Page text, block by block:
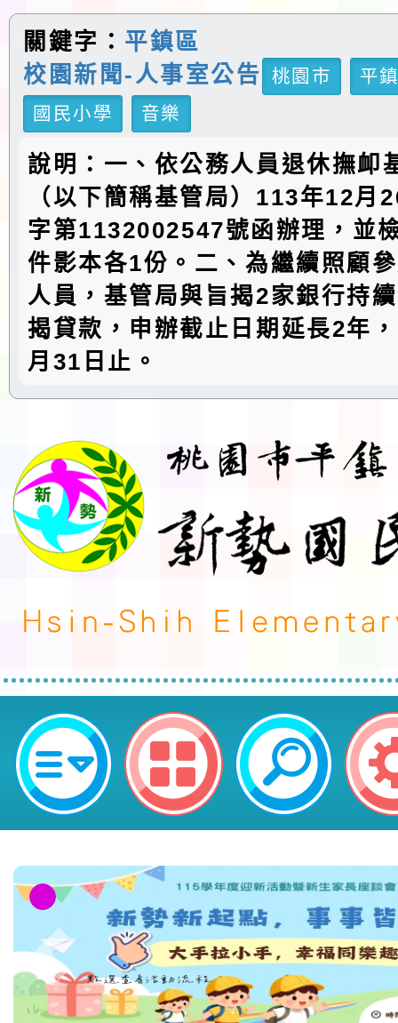
關鍵字： 平鎮區
校園新聞-人事室公告
桃園市
平
國民小學
音樂
說明：一、依公務人員退休撫卹
（以下簡稱基管局）113年12月
字第1132002547號函辦理，並
件影本各1份。二、為繼續照顧
人員，基管局與旨揭2家銀行持
揭貸款，申辦截止日期延長2年
月31日止。
neilctes網站設計者：徐嘉裕